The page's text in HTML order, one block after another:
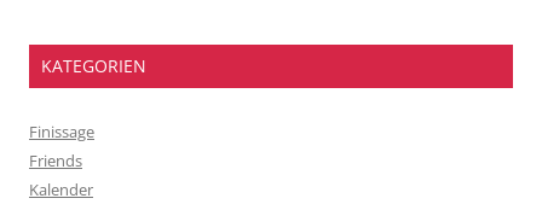
KATEGORIEN
Finissage
Friends
Kalender